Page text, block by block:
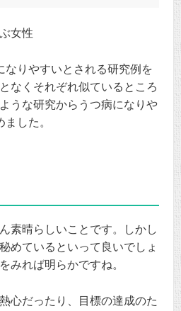
なりやすいとされる研究例を
なくそれぞれ似ているところ
うな研究からうつ病になりや
した。
素晴らしいことです。しかし
めているといって良いでしょ
みれば明らかですね。
心だったり、目標の達成のた